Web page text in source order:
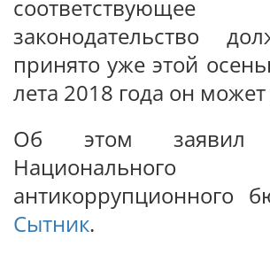
соответствующее
законодательство
принято уже этой
лета 2018 года он
Об этом заявил
Национального
антикоррупционного
Сытник.